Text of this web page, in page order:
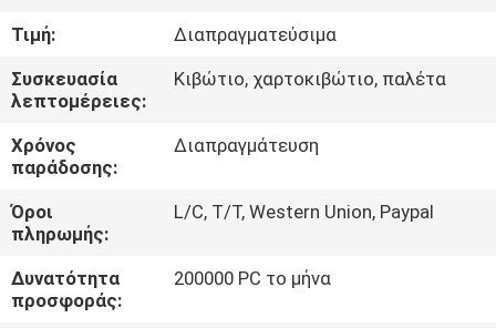
ΠΟΙΌΤΗΤΑΣ
ΕΠΙΚΟΙΝΩΝΉΣΤΕ
ΜΑΖΊ
ΜΑΣ
ΖΗΤΉΣΤΕ
ΜΙΑ
ΠΡΟΣΦΟΡΆ
Τιμή:
Διαπραγματεύσιμα
Συσκευασία
λεπτομέρειες:
Κιβώτιο, χαρτοκιβώτιο, παλέτα
Χρόνος
παράδοσης:
Διαπραγμάτευση
Όροι
πληρωμής:
L/C, T/T, Western Union, Paypal
Δυνατότητα
προσφοράς:
200000 PC το μήνα